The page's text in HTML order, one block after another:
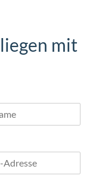
mit